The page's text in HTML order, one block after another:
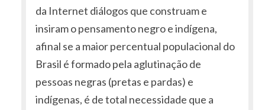
da Internet diálogos que construam e
insiram o pensamento negro e indígena,
afinal se a maior percentual populacional do
Brasil é formado pela aglutinação de
pessoas negras (pretas e pardas) e
indígenas, é de total necessidade que a